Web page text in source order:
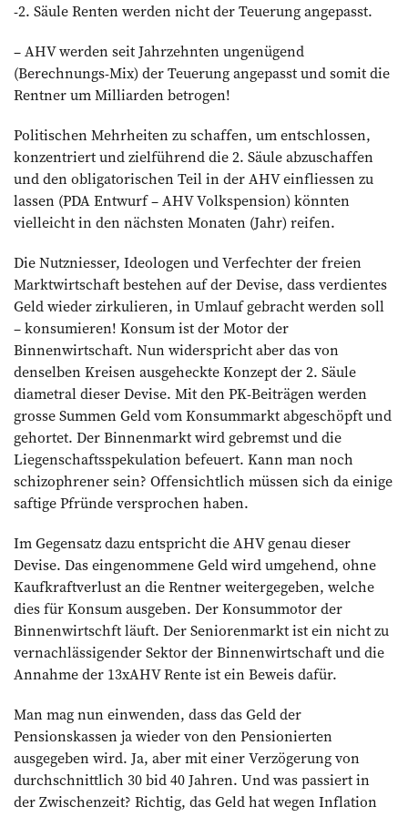
-2. Säule Renten werden nicht der Teuerung angepasst.
– AHV werden seit Jahrzehnten ungenügend
(Berechnungs-Mix) der Teuerung angepasst und somit die
Rentner um Milliarden betrogen!
Politischen Mehrheiten zu schaffen, um entschlossen,
konzentriert und zielführend die 2. Säule abzuschaffen
und den obligatorischen Teil in der AHV einfliessen zu
lassen (PDA Entwurf – AHV Volkspension) könnten
vielleicht in den nächsten Monaten (Jahr) reifen.
Die Nutzniesser, Ideologen und Verfechter der freien
Marktwirtschaft bestehen auf der Devise, dass verdientes
Geld wieder zirkulieren, in Umlauf gebracht werden soll
– konsumieren! Konsum ist der Motor der
Binnenwirtschaft. Nun widerspricht aber das von
denselben Kreisen ausgeheckte Konzept der 2. Säule
diametral dieser Devise. Mit den PK-Beiträgen werden
grosse Summen Geld vom Konsummarkt abgeschöpft und
gehortet. Der Binnenmarkt wird gebremst und die
Liegenschaftsspekulation befeuert. Kann man noch
schizophrener sein? Offensichtlich müssen sich da einige
saftige Pfründe versprochen haben.
Im Gegensatz dazu entspricht die AHV genau dieser
Devise. Das eingenommene Geld wird umgehend, ohne
Kaufkraftverlust an die Rentner weitergegeben, welche
dies für Konsum ausgeben. Der Konsummotor der
Binnenwirtschft läuft. Der Seniorenmarkt ist ein nicht zu
vernachlässigender Sektor der Binnenwirtschaft und die
Annahme der 13xAHV Rente ist ein Beweis dafür.
Man mag nun einwenden, dass das Geld der
Pensionskassen ja wieder von den Pensionierten
ausgegeben wird. Ja, aber mit einer Verzögerung von
durchschnittlich 30 bid 40 Jahren. Und was passiert in
der Zwischenzeit? Richtig, das Geld hat wegen Inflation